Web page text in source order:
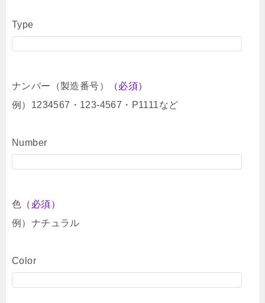
Type
ナンバー（製造番号）
（必須）
例）1234567・123-4567・P1111など
Number
色 （必須）
例）ナチュラル
Color